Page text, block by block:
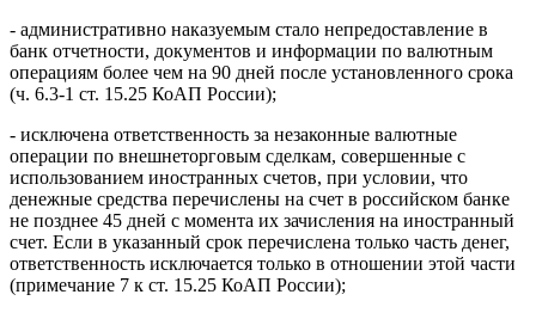
- административно наказуемым стало непредоставление в
банк отчетности, документов и информации по валютным
операциям более чем на 90 дней после установленного срока
(ч. 6.3-1 ст. 15.25 КоАП России);
- исключена ответственность за незаконные валютные
операции по внешнеторговым сделкам, совершенные с
использованием иностранных счетов, при условии, что
денежные средства перечислены на счет в российском банке
не позднее 45 дней с момента их зачисления на иностранный
счет. Если в указанный срок перечислена только часть денег,
ответственность исключается только в отношении этой части
(примечание 7 к ст. 15.25 КоАП России);